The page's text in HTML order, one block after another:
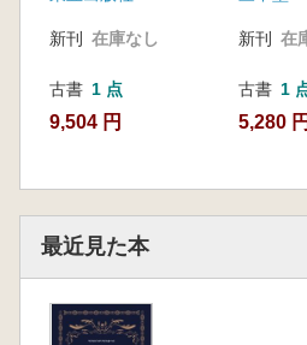
新刊 在庫なし
古書 1 点
9,504 円
新刊 在
古書 1
5,280 円
最近見た本